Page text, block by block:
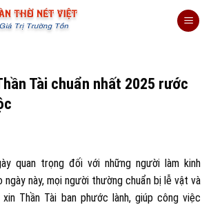
Tài chuẩn nhất 2025 rước
quan trọng đối với những người làm kinh
ngày này, mọi người thường chuẩn bị lễ vật và
Thần Tài ban phước lành, giúp công việc